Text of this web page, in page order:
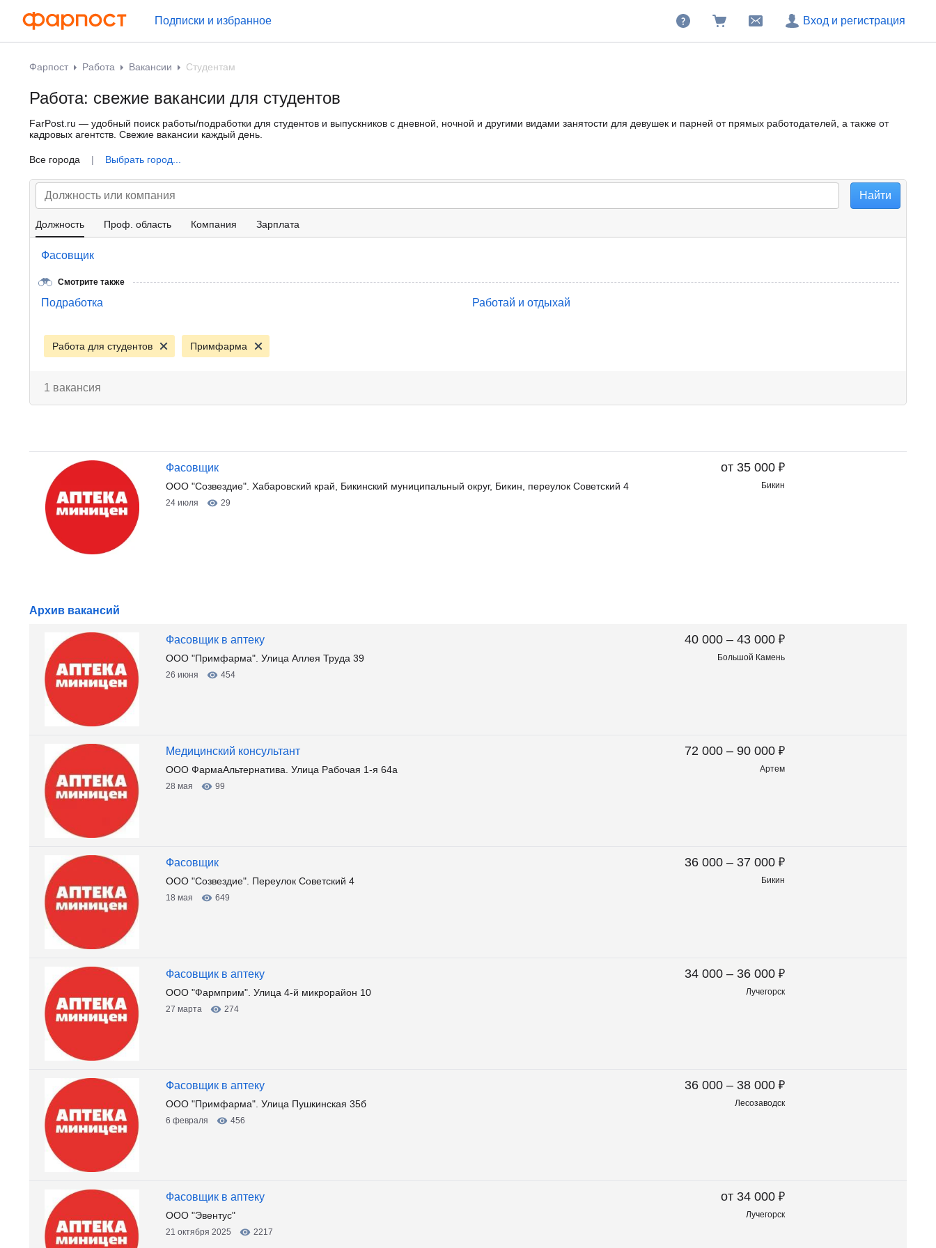
Подписки и избранное Вход и регистрация
Фарпост Работа Вакансии Студентам
Работа: свежие вакансии для студентов
FarPost.ru — удобный поиск работы/подработки для студентов и выпускников с дневной, ночной и другими видами занятости для девушек и парней от прямых работодателей, а также от
кадровых агентств. Свежие вакансии каждый день.
Все города | Выбрать город...
Должность Проф. область Компания Зарплата
Фасовщик
Смотрите также
Подработка Работай и отдыхай
Работа для студентов Примфарма
1 вакансия
от 35 000 ₽
Бикин
Фасовщик
ООО "Созвездие". Хабаровский край, Бикинский муниципальный округ, Бикин, переулок Советский 4
24 июля 29
Архив вакансий
40 000 – 43 000 ₽
Большой Камень
Фасовщик в аптеку
ООО "Примфарма". Улица Аллея Труда 39
26 июня 454
72 000 – 90 000 ₽
Артем
Медицинский консультант
ООО ФармаАльтернатива. Улица Рабочая 1-я 64а
28 мая 99
36 000 – 37 000 ₽
Бикин
Фасовщик
ООО "Созвездие". Переулок Советский 4
18 мая 649
34 000 – 36 000 ₽
Лучегорск
Фасовщик в аптеку
ООО "Фармприм". Улица 4-й микрорайон 10
27 марта 274
36 000 – 38 000 ₽
Лесозаводск
Фасовщик в аптеку
ООО "Примфарма". Улица Пушкинская 35б
6 февраля 456
от 34 000 ₽
Лучегорск
Фасовщик в аптеку
ООО "Эвентус"
21 октября 2025 2217